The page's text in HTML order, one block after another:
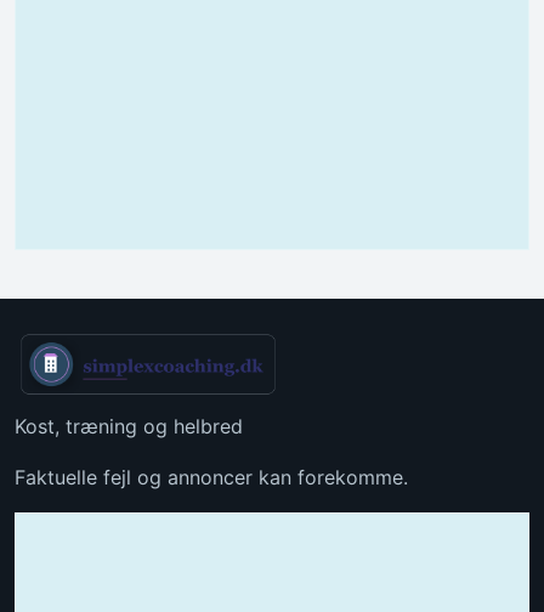
Kost, træning og helbred
Faktuelle fejl og annoncer kan forekomme.